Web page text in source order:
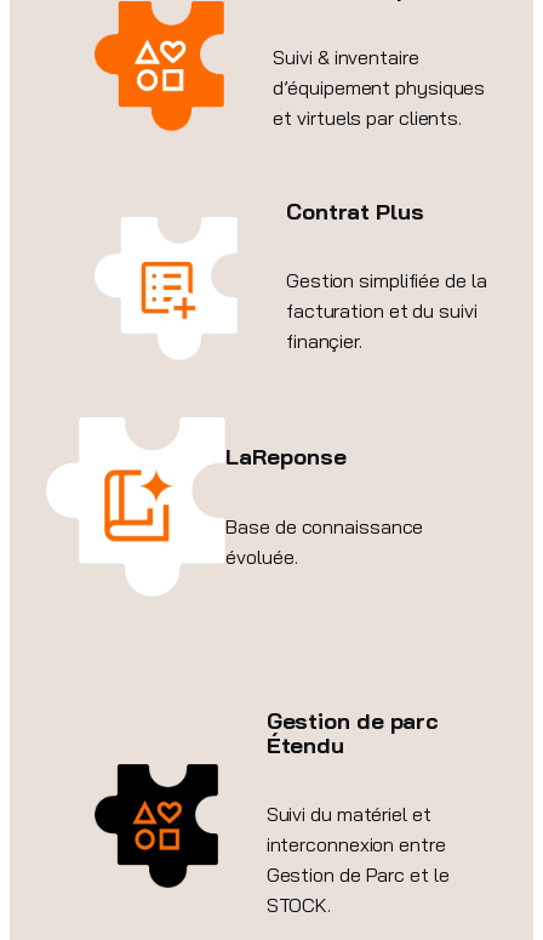
Suivi & inventaire
d’équipement physiques
et virtuels par clients.
Contrat Plus
Gestion simplifiée de la
facturation et du suivi
finançier.
LaReponse
Base de connaissance
évoluée.
Gestion de parc
Étendu
Suivi du matériel et
interconnexion entre
Gestion de Parc et le
STOCK.